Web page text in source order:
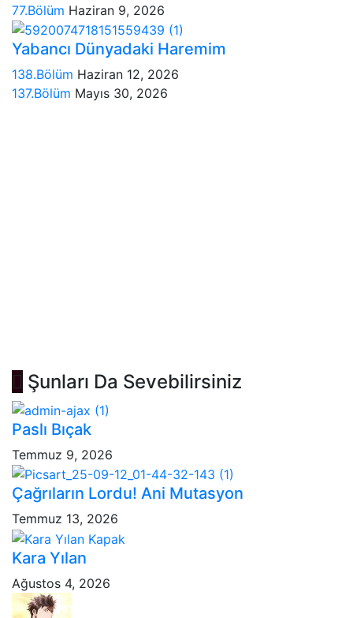
77.Bölüm Haziran 9, 2026
Yabancı Dünyadaki Haremim
138.Bölüm Haziran 12, 2026
137.Bölüm Mayıs 30, 2026
Şunları Da Sevebilirsiniz
Paslı Bıçak
Temmuz 9, 2026
Çağrıların Lordu! Ani Mutasyon
Temmuz 13, 2026
Kara Yılan
Ağustos 4, 2026